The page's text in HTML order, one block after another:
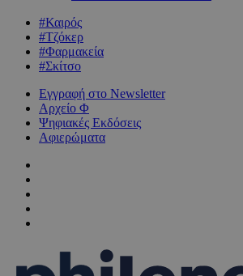
#Καιρός
#Τζόκερ
#Φαρμακεία
#Σκίτσο
Εγγραφή στο Newsletter
Αρχείο Φ
Ψηφιακές Εκδόσεις
Αφιερώματα